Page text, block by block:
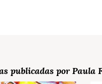
publicadas por Paula